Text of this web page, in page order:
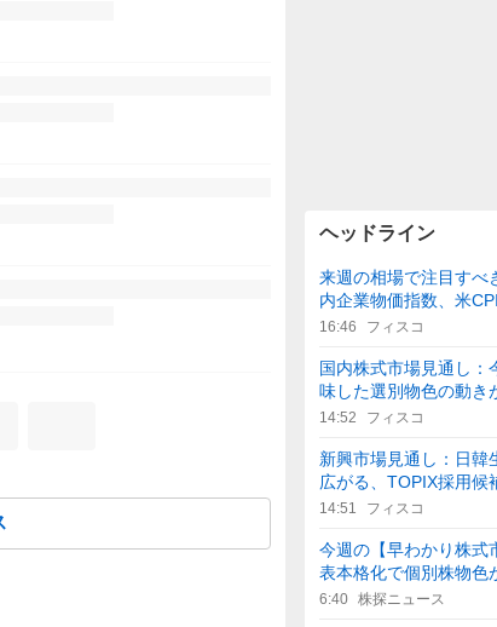
ヘッドライン
来週の相場で注目すべ
内企業物価指数、米
16:46 フィスコ
国内株式市場見通し：
味した選別物色の動き
14:52 フィスコ
新興市場見通し：日韓
広がる、TOPIX採用候
14:51 フィスコ
今週の【早わかり株式
表本格化で個別株物色
6:40 株探ニュース